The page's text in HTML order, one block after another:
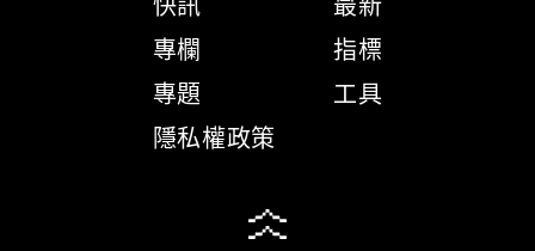
專欄
專題
隱私權政策
指標
工具